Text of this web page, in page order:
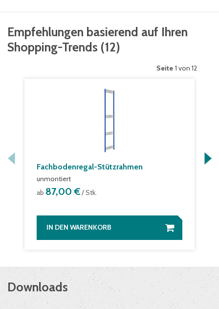
Empfehlungen basierend auf Ihren
Shopping-Trends (12)
Seite 1 von 12
Fachbodenregal-Stützrahmen
unmontiert
ab 87,00 €/ Stk.
IN DEN WARENKORB
Downloads